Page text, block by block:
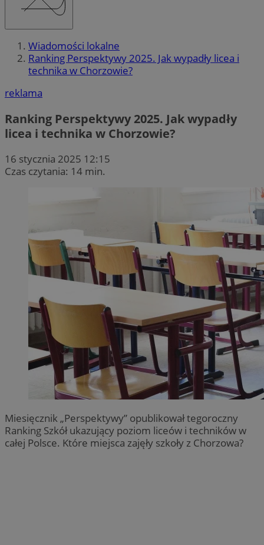
Wiadomości lokalne
Ranking Perspektywy 2025. Jak wypadły licea i
technika w Chorzowie?
reklama
Ranking Perspektywy 2025. Jak wypadły
licea i technika w Chorzowie?
16 stycznia 2025 12:15
Czas czytania: 14 min.
Miesięcznik „Perspektywy” opublikował tegoroczny
Ranking Szkół ukazujący poziom liceów i techników w
całej Polsce. Które miejsca zajęły szkoły z Chorzowa?